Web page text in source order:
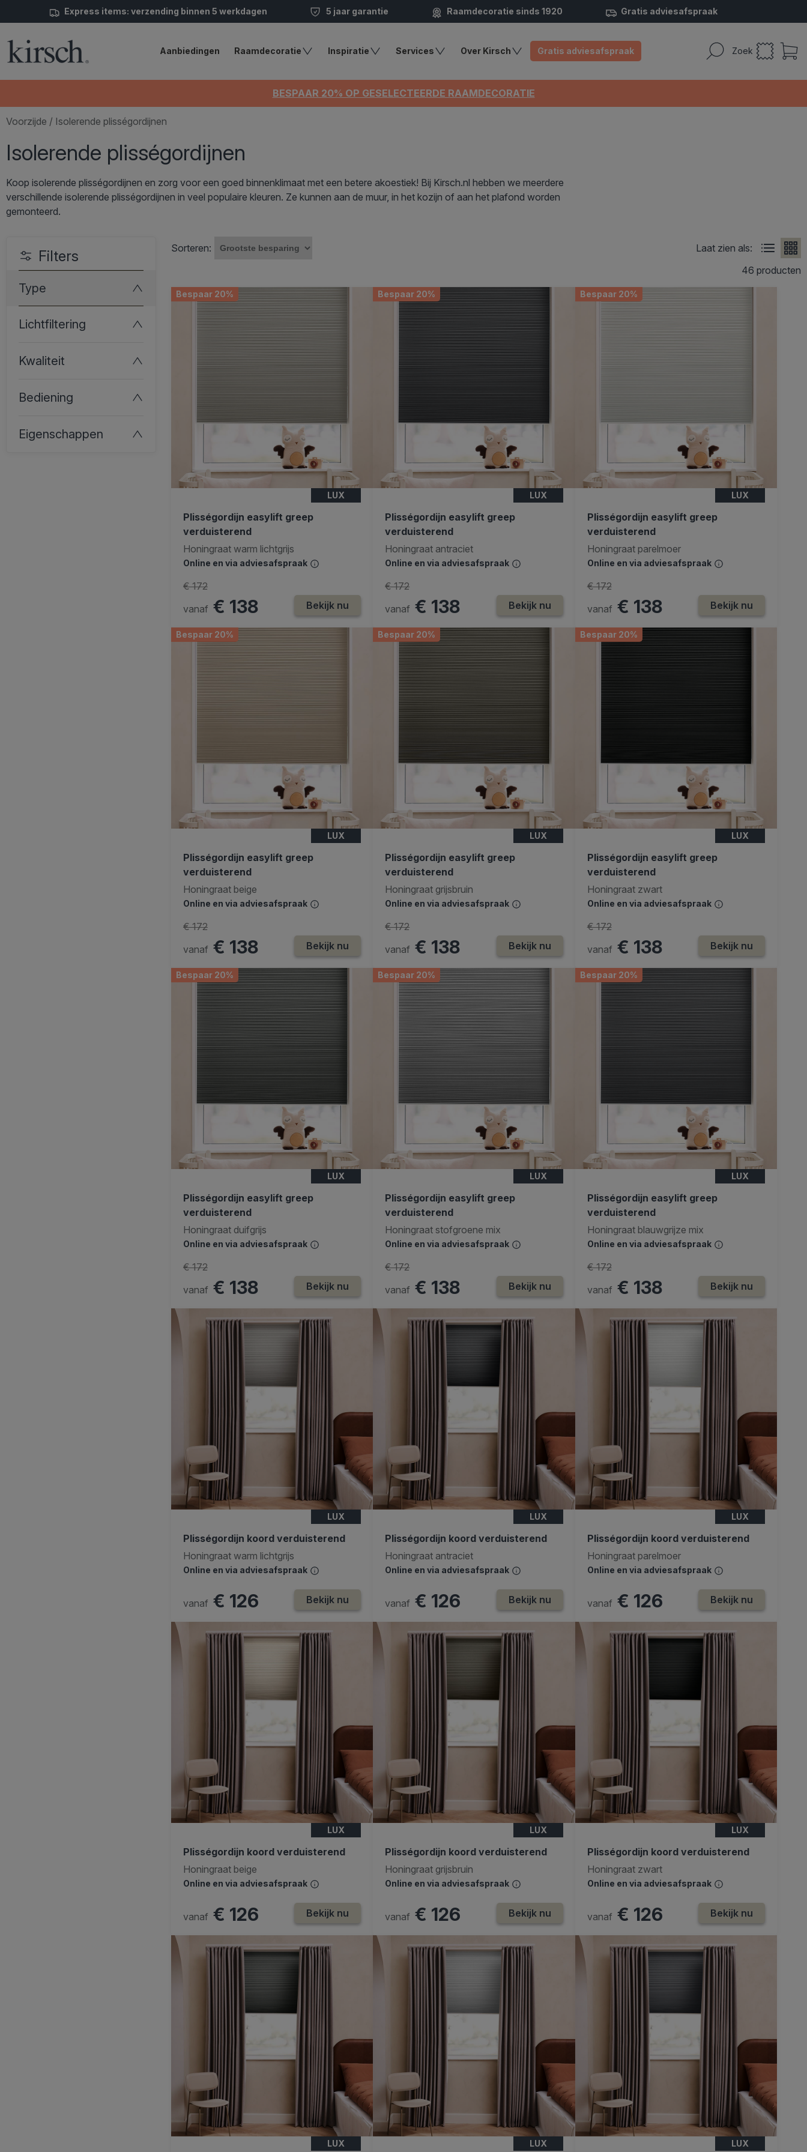
Express items: verzending binnen 5 werkdagen 5 jaar garantie Raamdecoratie sinds 1920 Gratis adviesafspraak
Zoek
Aanbiedingen Raamdecoratie Inspiratie Services Over Kirsch Gratis adviesafspraak
BESPAAR 20% OP GESELECTEERDE RAAMDECORATIE
Voorzijde / Isolerende plisségordijnen
Isolerende plisségordijnen
Koop isolerende plisségordijnen en zorg voor een goed binnenklimaat met een betere akoestiek! Bij Kirsch.nl hebben we meerdere
verschillende isolerende plisségordijnen in veel populaire kleuren. Ze kunnen aan de muur, in het kozijn of aan het plafond worden
gemonteerd.
Filters
Type
Lichtfiltering
Kwaliteit
Bediening
Eigenschappen
Sorteren:
Laat zien als:
46 producten
Bespaar 20%
LUX
Plisségordijn easylift greep
verduisterend
Honingraat warm lichtgrijs
Online en via adviesafspraak
vanaf € 138
€ 172
Bekijk nu
Bespaar 20%
LUX
Plisségordijn easylift greep
verduisterend
Honingraat antraciet
Online en via adviesafspraak
vanaf € 138
€ 172
Bekijk nu
Bespaar 20%
LUX
Plisségordijn easylift greep
verduisterend
Honingraat parelmoer
Online en via adviesafspraak
vanaf € 138
€ 172
Bekijk nu
Bespaar 20%
LUX
Plisségordijn easylift greep
verduisterend
Honingraat beige
Online en via adviesafspraak
vanaf € 138
€ 172
Bekijk nu
Bespaar 20%
LUX
Plisségordijn easylift greep
verduisterend
Honingraat grijsbruin
Online en via adviesafspraak
vanaf € 138
€ 172
Bekijk nu
Bespaar 20%
LUX
Plisségordijn easylift greep
verduisterend
Honingraat zwart
Online en via adviesafspraak
vanaf € 138
€ 172
Bekijk nu
Bespaar 20%
LUX
Plisségordijn easylift greep
verduisterend
Honingraat duifgrijs
Online en via adviesafspraak
vanaf € 138
€ 172
Bekijk nu
Bespaar 20%
LUX
Plisségordijn easylift greep
verduisterend
Honingraat stofgroene mix
Online en via adviesafspraak
vanaf € 138
€ 172
Bekijk nu
Bespaar 20%
LUX
Plisségordijn easylift greep
verduisterend
Honingraat blauwgrijze mix
Online en via adviesafspraak
vanaf € 138
€ 172
Bekijk nu
LUX
Plisségordijn koord verduisterend
Honingraat warm lichtgrijs
Online en via adviesafspraak
vanaf € 126 Bekijk nu
LUX
Plisségordijn koord verduisterend
Honingraat antraciet
Online en via adviesafspraak
vanaf € 126 Bekijk nu
LUX
Plisségordijn koord verduisterend
Honingraat parelmoer
Online en via adviesafspraak
vanaf € 126 Bekijk nu
LUX
Plisségordijn koord verduisterend
Honingraat beige
Online en via adviesafspraak
vanaf € 126 Bekijk nu
LUX
Plisségordijn koord verduisterend
Honingraat grijsbruin
Online en via adviesafspraak
vanaf € 126 Bekijk nu
LUX
Plisségordijn koord verduisterend
Honingraat zwart
Online en via adviesafspraak
vanaf € 126 Bekijk nu
LUX LUX LUX